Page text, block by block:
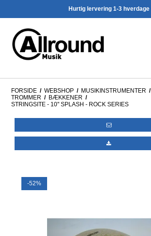
Hurtig lervering 1-3 hverdage
FORSIDE / WEBSHOP / MUSIKINSTRUMENTER /
TROMMER / BÆKKENER /
STRINGSITE - 10'' SPLASH - ROCK SERIES
-52%